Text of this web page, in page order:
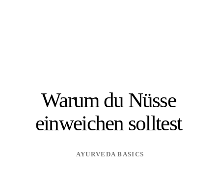
Warum du Nüsse
einweichen solltest
AYURVEDA BASICS